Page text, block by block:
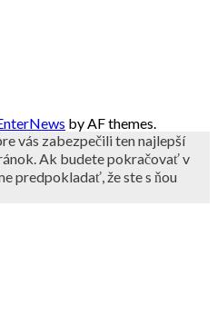
by AF themes.
vás zabezpečili ten najlepší
Ak budete pokračovať v
predpokladať, že ste s ňou